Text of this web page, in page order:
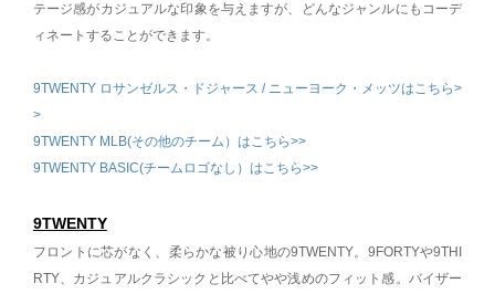
テージ感がカジュアルな印象を与えますが、どんなジャンルにもコーデ
ィネートすることができます。
9TWENTY ロサンゼルス・ドジャース / ニューヨーク・メッツはこちら>
>
9TWENTY MLB(その他のチーム）はこちら>>
9TWENTY BASIC(チームロゴなし）はこちら>>
9TWENTY
フロントに芯がなく、柔らかな被り心地の9TWENTY。9FORTYや9THI
RTY、カジュアルクラシックと比べてやや浅めのフィット感。バイザー